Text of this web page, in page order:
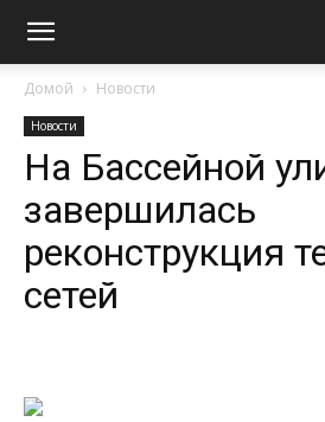
Домой Новости
Новости
На Бассейной
завершилась
реконструкция
сетей